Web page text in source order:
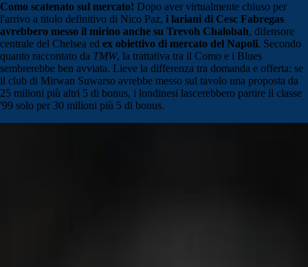
Como scatenato sul mercato! Dopo aver virtualmente chiuso per
l'arrivo a titolo definitivo di Nico Paz, i lariani di Cesc Fabregas
avrebbero messo il mirino anche su Trevoh Chalobah, difensore
centrale del Chelsea ed ex obiettivo di mercato del Napoli. Secondo
quanto raccontato da TMW, la trattativa tra il Como e i Blues
sembrerebbe ben avviata. Lieve la differenza tra domanda e offerta: se
il club di Mirwan Suwarso avrebbe messo sul tavolo una proposta da
25 milioni più altri 5 di bonus, i londinesi lascerebbero partire il classe
'99 solo per 30 milioni più 5 di bonus.